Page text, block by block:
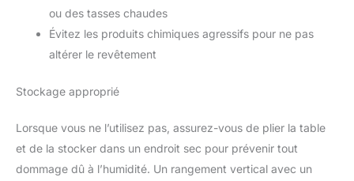
ou des tasses chaudes
Évitez les produits chimiques agressifs pour ne pas
altérer le revêtement
Stockage approprié
Lorsque vous ne l’utilisez pas, assurez-vous de plier la table
et de la stocker dans un endroit sec pour prévenir tout
dommage dû à l’humidité. Un rangement vertical avec un